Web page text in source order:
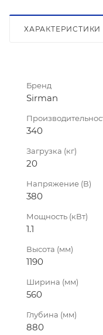
ХАРАКТЕРИСТИКИ
Бренд
Sirman
340
Загрузка (кг)
20
Напряжение (В)
380
Мощность (кВт)
1.1
Высота (мм)
1190
Ширина (мм)
560
Глубина (мм)
880